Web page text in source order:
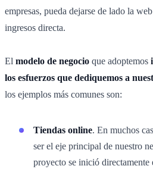
empresas, pueda dejarse de lado la
ingresos directa.
El modelo de negocio que adoptemos
los esfuerzos que dediquemos a
los ejemplos más comunes son:
Tiendas online. En muchos
ser el eje principal de nuestro
proyecto se inició